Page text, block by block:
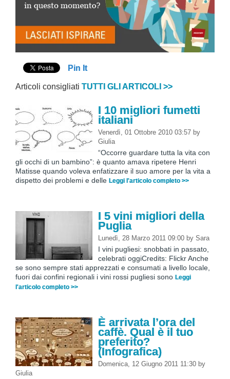
Pin It
Articoli consigliati TUTTI GLI ARTICOLI >>
I 10 migliori fumetti
italiani
Venerdì, 01 Ottobre 2010 03:57 by
Giulia
“Occorre guardare tutta la vita con
gli occhi di un bambino”: è quanto amava ripetere Henri
Matisse quando voleva enfatizzare il suo amore per la vita a
dispetto dei problemi e delle Leggi l'articolo completo >>
I 5 vini migliori della
Puglia
Lunedì, 28 Marzo 2011 09:00 by Sara
I vini pugliesi: snobbati in passato,
celebrati oggiCredits: Flickr Anche
se sono sempre stati apprezzati e consumati a livello locale,
fuori dai confini regionali i vini rossi pugliesi sono Leggi
l'articolo completo >>
È arrivata l’ora del
caffè. Qual è il tuo
preferito?
(Infografica)
Domenica, 12 Giugno 2011 11:30 by
Giulia